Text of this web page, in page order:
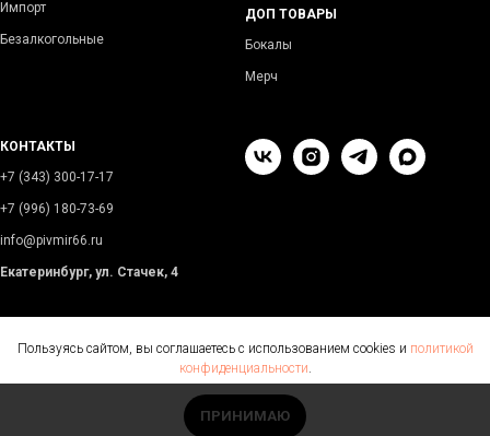
Импорт
Безалкогольные
ДОП ТОВАРЫ
Бокалы
Мерч
КОНТАКТЫ
+7 (343) 300-17-17
+7 (996) 180-73-69
info@pivmir66.ru
Екатеринбург, ул. Стачек, 4
Пользуясь сайтом, вы соглашаетесь с использованием cookies и политикой
конфиденциальности.
ПРИНИМАЮ